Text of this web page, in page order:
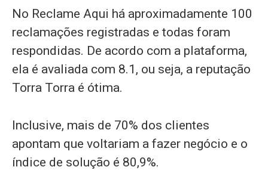
No Reclame Aqui há aproximadamente 100
reclamações registradas e todas foram
respondidas. De acordo com a plataforma,
ela é avaliada com 8.1, ou seja, a reputação
Torra Torra é ótima.
Inclusive, mais de 70% dos clientes
apontam que voltariam a fazer negócio e o
índice de solução é 80,9%.